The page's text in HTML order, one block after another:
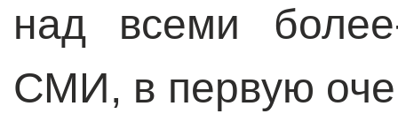
над всеми
СМИ, в первую